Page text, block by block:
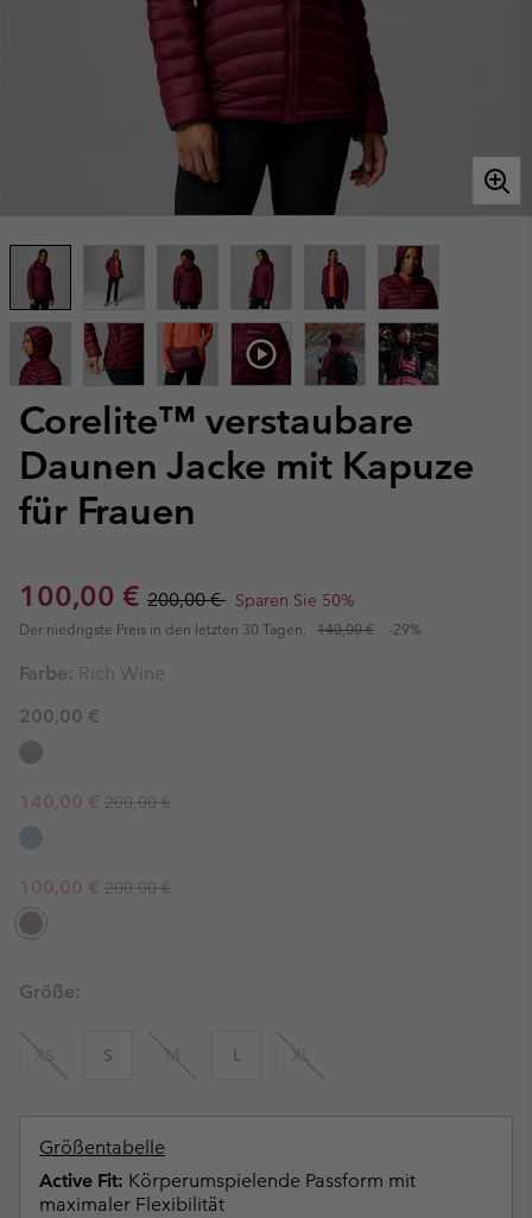
Corelite™ verstaubare
Daunen Jacke mit Kapuze
für Frauen
Sale price:
100,00 € Regular price:
200,00 € Sparen Sie 50%
Der niedrigste Preis in den letzten 30 Tagen: 140,00 € -29%
Farbe: Rich Wine
200,00 €
Sale price:
140,00 € Regular price:
200,00 €
Sale price:
100,00 € Regular price:
200,00 €
Größe:
XS S M L XL
Größentabelle
Active Fit: Körperumspielende Passform mit
maximaler Flexibilität